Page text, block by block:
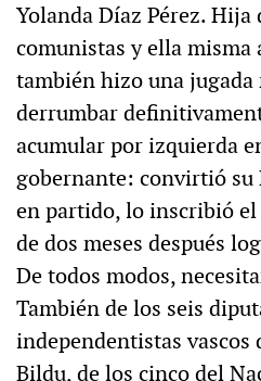
Yolanda Díaz Pérez.
comunistas y ella misma
también hizo una jugada
derrumbar
acumular por izquierda
gobernante: convirtió
en partido, lo inscribió el
de dos meses después
De todos modos,
También de los seis
independentistas vascos
Bildu, de los cinco del